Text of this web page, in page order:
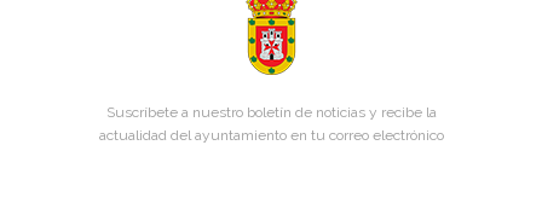
Suscríbete a nuestro boletín de noticias y recibe la
actualidad del ayuntamiento en tu correo electrónico